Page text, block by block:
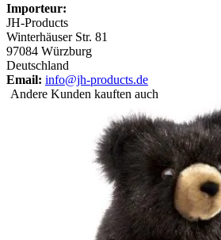
Importeur:
JH-Products
Winterhäuser Str. 81
97084 Würzburg
Deutschland
Email: info@jh-products.de
Andere Kunden kauften auch